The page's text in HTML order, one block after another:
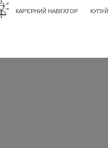
КАР'ЄРНИЙ НАВІГАТОР